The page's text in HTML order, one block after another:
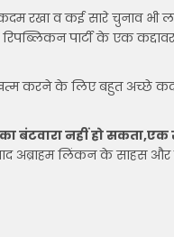
कदम रखा व कई सारे चुनाव भी
पार्टी के एक
करने के लिए बहुत अच्छे
का बंटवारा नहीं हो
अब्राहम लिंकन के साहस और